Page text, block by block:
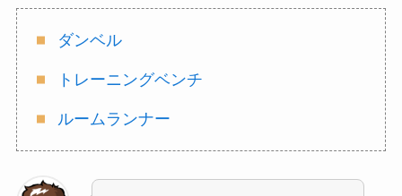
ダンベル
トレーニングベンチ
ルームランナー